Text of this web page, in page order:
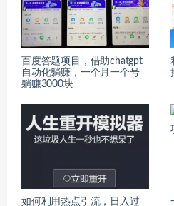
百度答题项目，借助chatgpt
自动化躺赚，一个月一个号
躺赚3000块
如何利用热点引流，日入过